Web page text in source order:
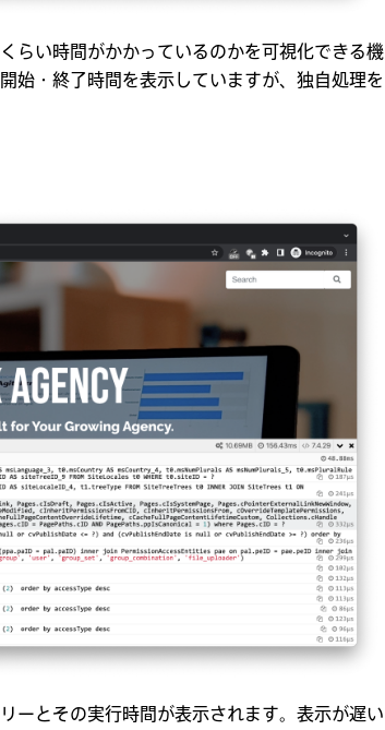
らい時間がかかっているのかを可視化できる機
始・終了時間を表示していますが、独自処理を
ーとその実行時間が表示されます。表示が遅い